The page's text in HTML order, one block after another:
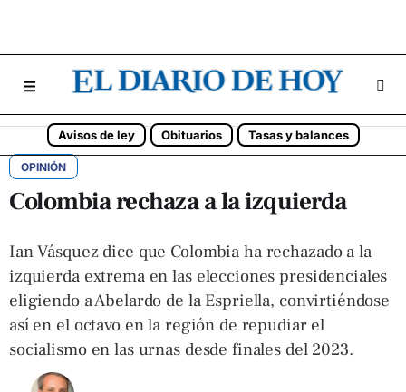
Avisos de ley Obituarios Tasas y balances
OPINIÓN
Colombia rechaza a la izquierda
Ian Vásquez dice que Colombia ha rechazado a la
izquierda extrema en las elecciones presidenciales
eligiendo a Abelardo de la Espriella, convirtiéndose
así en el octavo en la región de repudiar el
socialismo en las urnas desde finales del 2023.